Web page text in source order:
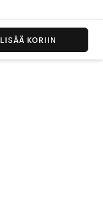
LISÄÄ KORIIN